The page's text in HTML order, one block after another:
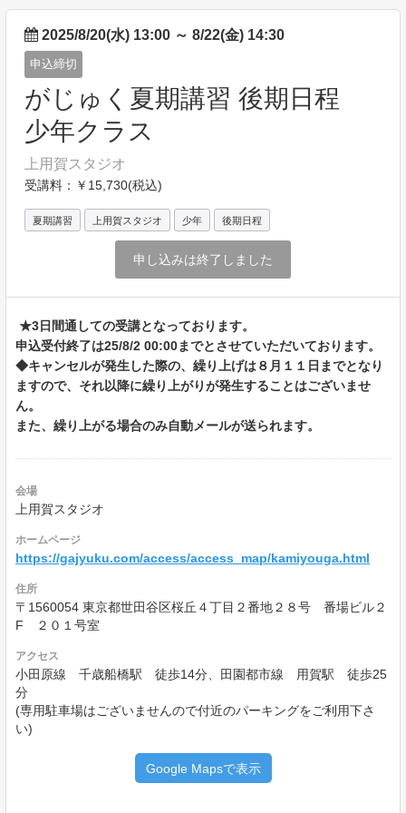
2025/8/20(水) 13:00 ～ 8/22(金) 14:30
申込締切
がじゅく夏期講習 後期日程
少年クラス
上用賀スタジオ
受講料：￥15,730(税込)
夏期講習 上用賀スタジオ 少年 後期日程
申し込みは終了しました
★3日間通しての受講となっております。
申込受付終了は25/8/2 00:00までとさせていただいております。
◆キャンセルが発生した際の、繰り上げは８月１１日までとなり
ますので、それ以降に繰り上がりが発生することはございませ
ん。
また、繰り上がる場合のみ自動メールが送られます。
会場
上用賀スタジオ
ホームページ
https://gajyuku.com/access/access_map/kamiyouga.html
住所
〒1560054 東京都世田谷区桜丘４丁目２番地２８号 番場ビル２
F ２０１号室
アクセス
小田原線 千歳船橋駅 徒歩14分、田園都市線 用賀駅 徒歩25
分
(専用駐車場はございませんので付近のパーキングをご利用下さ
い)
Google Mapsで表示